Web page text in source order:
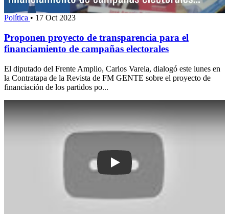
Política • 17 Oct 2023
Proponen proyecto de transparencia para el
financiamiento de campañas electorales
El diputado del Frente Amplio, Carlos Varela, dialogó este lunes en
la Contratapa de la Revista de FM GENTE sobre el proyecto de
financiación de los partidos po...
Play: Eduardo Elinger: “Tenemos